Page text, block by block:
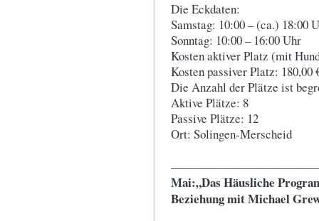
Die Eckdaten:
Samstag: 10:00 – (ca.) 18:00
Sonntag: 10:00 – 16:00 Uhr
Kosten aktiver Platz (mit
Kosten passiver Platz: 180,00
Die Anzahl der Plätze ist
Aktive Plätze: 8
Passive Plätze: 12
Ort: Solingen-Merscheid
Mai:„Das Häusliche
Beziehung mit Michael